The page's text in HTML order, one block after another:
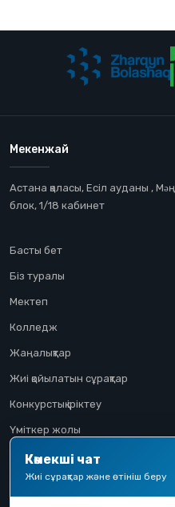
Мекенжай
Астана қаласы, Есіл ауданы ,
блок, 1/18 кабинет
Басты бет
Біз туралы
Мектеп
Колледж
Жаңалықтар
Жиі қойылатын сұрақтар
Конкурстық іріктеу
Үміткер жолы
Көмекші чат
Жиі сұрақтар және өтініш беру